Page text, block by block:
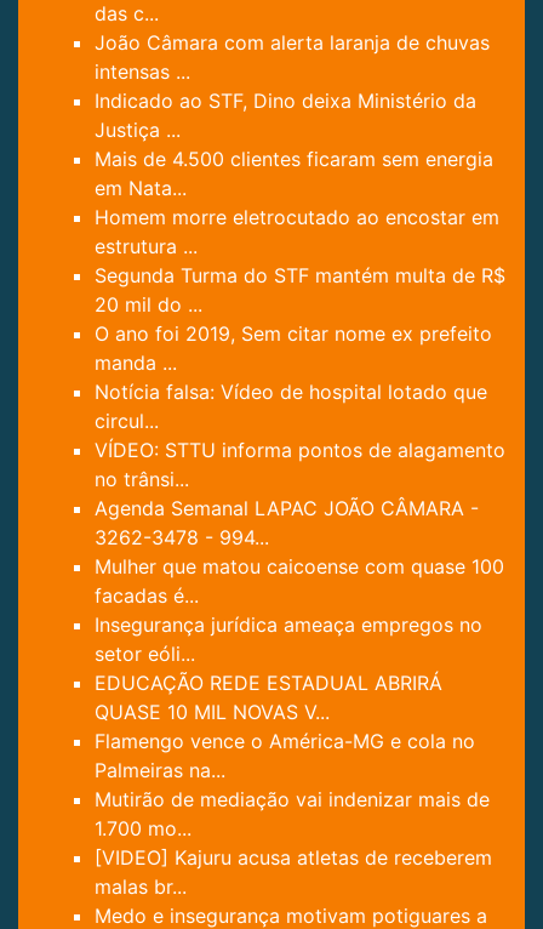
das c...
João Câmara com alerta laranja de chuvas
intensas ...
Indicado ao STF, Dino deixa Ministério da
Justiça ...
Mais de 4.500 clientes ficaram sem energia
em Nata...
Homem morre eletrocutado ao encostar em
estrutura ...
Segunda Turma do STF mantém multa de R$
20 mil do ...
O ano foi 2019, Sem citar nome ex prefeito
manda ...
Notícia falsa: Vídeo de hospital lotado que
circul...
VÍDEO: STTU informa pontos de alagamento
no trânsi...
Agenda Semanal LAPAC JOÃO CÂMARA -
3262-3478 - 994...
Mulher que matou caicoense com quase 100
facadas é...
Insegurança jurídica ameaça empregos no
setor eóli...
EDUCAÇÃO REDE ESTADUAL ABRIRÁ
QUASE 10 MIL NOVAS V...
Flamengo vence o América-MG e cola no
Palmeiras na...
Mutirão de mediação vai indenizar mais de
1.700 mo...
[VIDEO] Kajuru acusa atletas de receberem
malas br...
Medo e insegurança motivam potiguares a